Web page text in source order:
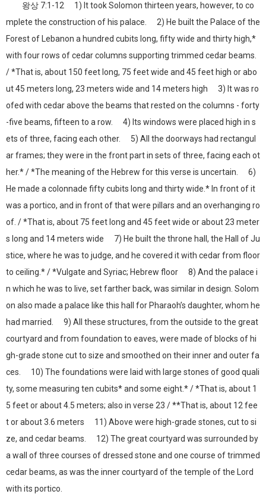
왕상 7:1-12 1) It took Solomon thirteen years, however, to co
mplete the construction of his palace. 2) He built the Palace of the
Forest of Lebanon a hundred cubits long, fifty wide and thirty high,*
with four rows of cedar columns supporting trimmed cedar beams.
/ *That is, about 150 feet long, 75 feet wide and 45 feet high or abo
ut 45 meters long, 23 meters wide and 14 meters high 3) It was ro
ofed with cedar above the beams that rested on the columns - forty
-five beams, fifteen to a row. 4) Its windows were placed high in s
ets of three, facing each other. 5) All the doorways had rectangul
ar frames; they were in the front part in sets of three, facing each ot
her.* / *The meaning of the Hebrew for this verse is uncertain. 6)
He made a colonnade fifty cubits long and thirty wide.* In front of it
was a portico, and in front of that were pillars and an overhanging ro
of. / *That is, about 75 feet long and 45 feet wide or about 23 meter
s long and 14 meters wide 7) He built the throne hall, the Hall of Ju
stice, where he was to judge, and he covered it with cedar from floor
to ceiling.* / *Vulgate and Syriac; Hebrew floor 8) And the palace i
n which he was to live, set farther back, was similar in design. Solom
on also made a palace like this hall for Pharaoh’s daughter, whom he
had married. 9) All these structures, from the outside to the great
courtyard and from foundation to eaves, were made of blocks of hi
gh-grade stone cut to size and smoothed on their inner and outer fa
ces. 10) The foundations were laid with large stones of good quali
ty, some measuring ten cubits* and some eight.* / *That is, about 1
5 feet or about 4.5 meters; also in verse 23 / **That is, about 12 fee
t or about 3.6 meters 11) Above were high-grade stones, cut to si
ze, and cedar beams. 12) The great courtyard was surrounded by
a wall of three courses of dressed stone and one course of trimmed
cedar beams, as was the inner courtyard of the temple of the Lord
with its portico.